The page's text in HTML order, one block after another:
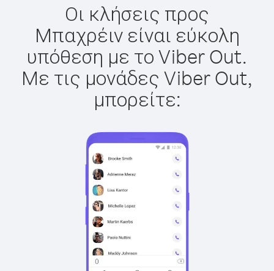
Οι κλήσεις προς
Μπαχρέιν είναι εύκολη
υπόθεση με το Viber Out.
Με τις μονάδες Viber Out,
μπορείτε: